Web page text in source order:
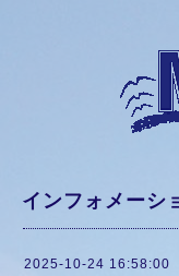
インフォメーシ
2025-10-24 16:58:00